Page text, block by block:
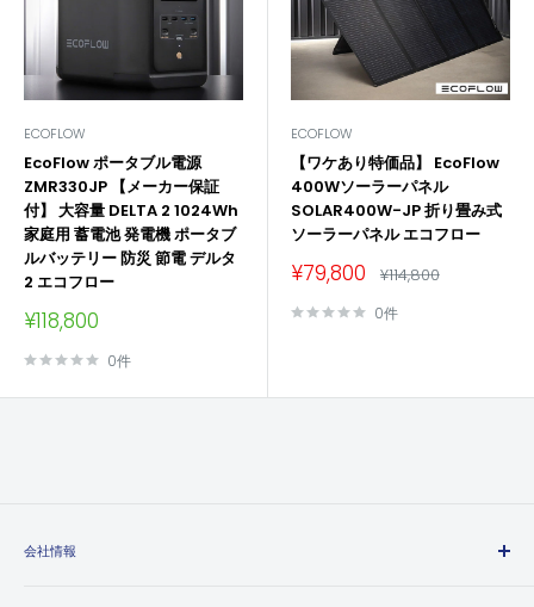
ECOFLOW
EcoFlow ポータブル電源
ZMR330JP 【メーカー保証
付】 大容量 DELTA 2 1024Wh
家庭用 蓄電池 発電機 ポータブ
ルバッテリー 防災 節電 デルタ
2 エコフロー
販
価
¥118,800
0件
ECOFLOW
【ワケあり特価品】 EcoFlow
400Wソーラーパネル
SOLAR400W-JP 折り畳み式
ソーラーパネル エコフロー
販
価
¥79,800 通
価
格
¥114,800
0件
会社情報